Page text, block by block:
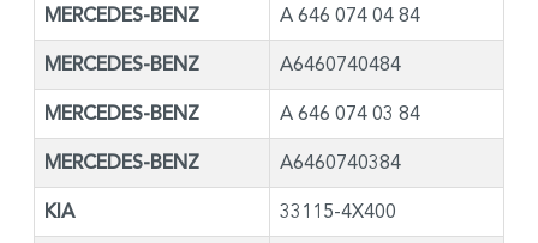
MERCEDES-BENZ A 646 074 04 84
MERCEDES-BENZ A6460740484
MERCEDES-BENZ A 646 074 03 84
MERCEDES-BENZ A6460740384
KIA 33115-4X400